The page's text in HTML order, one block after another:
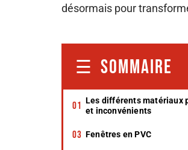
désormais pour
SOMMAIRE
Les différents matériaux
et inconvénients
Fenêtres en PVC